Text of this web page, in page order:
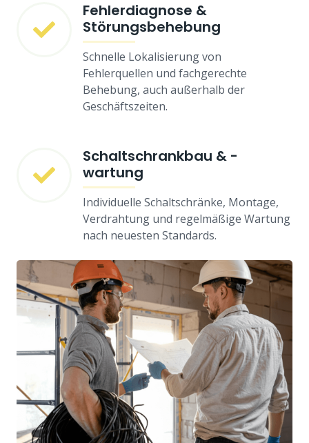
Fehlerdiagnose &
Störungsbehebung
Schnelle Lokalisierung von
Fehlerquellen und fachgerechte
Behebung, auch außerhalb der
Geschäftszeiten.
Schaltschrankbau & -
wartung
Individuelle Schaltschränke, Montage,
Verdrahtung und regelmäßige Wartung
nach neuesten Standards.